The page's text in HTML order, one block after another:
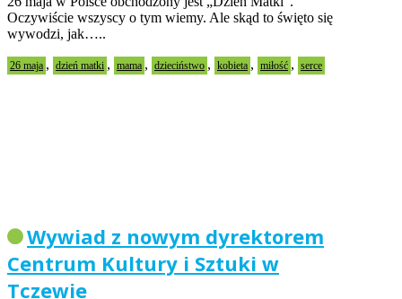
Oczywiście wszyscy o tym wiemy. Ale skąd to święto się
wywodzi, jak…..
26 maja , dzień matki , mama , dzieciństwo , kobieta , miłość , serce
Wywiad z nowym dyrektorem
Centrum Kultury i Sztuki w
Tczewie